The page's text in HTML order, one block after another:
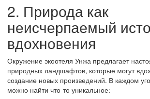
2. Природа как
неисчерпаемый
вдохновения
Окружение экоотеля Унжа предлагает
природных ландшафтов, которые могут
создание новых произведений. В каждом
можно найти что-то уникальное: